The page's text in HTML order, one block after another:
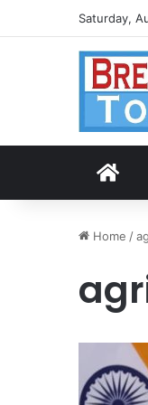
Saturday,
Home /